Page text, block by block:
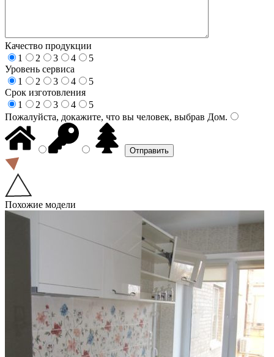
Качество продукции
1
2 3 4
5
Уровень сервиса
1
2 3 4
5
Срок изготовления
1
2 3 4
5
Пожалуйста, докажите, что вы человек, выбрав Дом.
Похожие модели